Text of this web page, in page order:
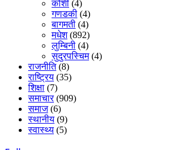
कोशी (4)
गणडकी (4)
बागमती (4)
मधेश(892)
लुम्बिनी (4)
सुदुरपस्चिम(4)
राजनीति(8)
राष्ट्रिय (35)
शिक्षा (7)
समाचार(909)
समाज(6)
स्थानीय (9)
स्वास्थ्य (5)